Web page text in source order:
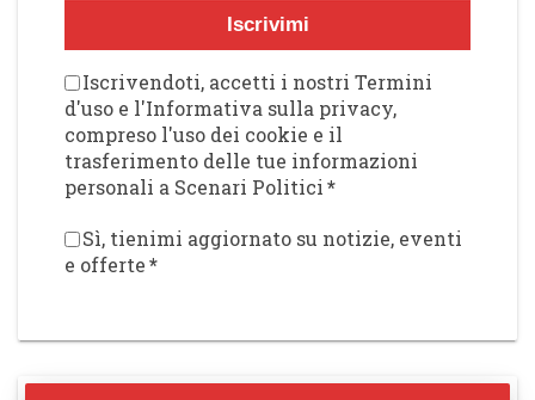
Iscrivimi
Iscrivendoti, accetti i nostri Termini
d'uso e l'Informativa sulla privacy,
compreso l'uso dei cookie e il
trasferimento delle tue informazioni
personali a Scenari Politici*
Sì, tienimi aggiornato su notizie, eventi
e offerte*